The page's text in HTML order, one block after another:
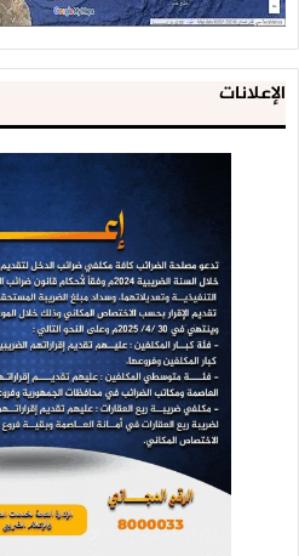
الإعلانات